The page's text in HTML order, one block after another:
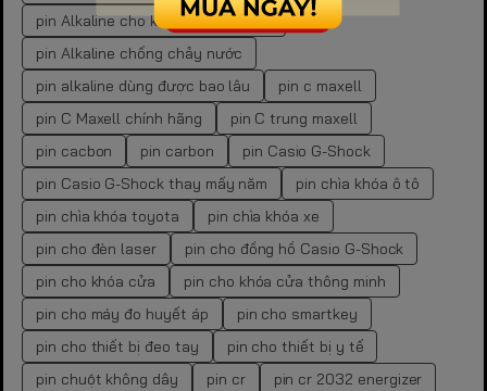
pin Alkaline cho khóa cửa vân tay
pin Alkaline chống chảy nước
pin alkaline dùng được bao lâu
pin c maxell
pin C Maxell chính hãng
pin C trung maxell
pin cacbon
pin carbon
pin Casio G-Shock
pin Casio G-Shock thay mấy năm
pin chìa khóa ô tô
pin chìa khóa toyota
pin chìa khóa xe
pin cho đèn laser
pin cho đồng hồ Casio G-Shock
pin cho khóa cửa
pin cho khóa cửa thông minh
pin cho máy đo huyết áp
pin cho smartkey
pin cho thiết bị đeo tay
pin cho thiết bị y tế
pin chuột không dây
pin cr
pin cr 2032 energizer